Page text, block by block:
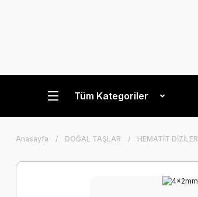
Tüm Kategoriler
Anasayfa DOĞAL TAŞLAR HEMATİT DİZİLER